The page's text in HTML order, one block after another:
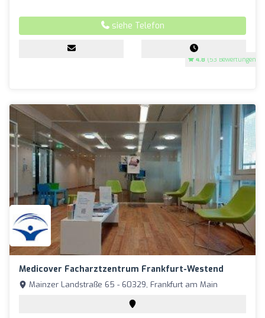
4.8 (53 Bewertungen)
siehe Telefon
Medicover Facharztzentrum Frankfurt-Westend
Mainzer Landstraße 65 - 60329, Frankfurt am Main